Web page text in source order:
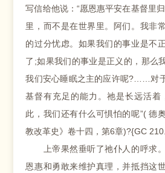
写信给他说：“愿恩惠平安在基督里
里，而不是在世界里。阿们。我非
的过分忧虑。如果我们的事业是不
了;如果我们的事业是正义的，那么
我们安心睡眠之主的应许呢?……对
基督有充足的能力。祂是长远活着
此，我们还有什么可惧怕的呢”( 德
教改革史》卷十四，第6章)?{GC
上帝果然垂听了祂仆人的呼求。
恩惠和勇敢来维护真理，并抵挡这